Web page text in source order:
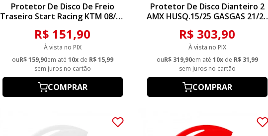
Protetor De Disco De Freio
Traseiro Start Racing KTM 08/25
Polido
R$ 151,90
À vista no PIX
ouR$ 159,90em até 10xde R$ 15,99
sem juros no cartão
COMPRAR
Protetor De Disco Dianteiro 2
AMX HUSQ.15/25 GASGAS 21/25
KINGGER 23/25 Laranja
R$ 303,90
À vista no PIX
ouR$ 319,90em até 10xde R$ 31,99
sem juros no cartão
COMPRAR